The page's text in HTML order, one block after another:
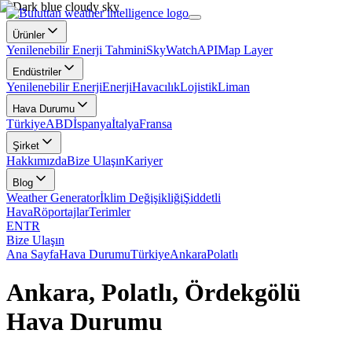
Ürünler
Yenilenebilir Enerji TahminiSkyWatchAPIMap Layer
Endüstriler
Yenilenebilir EnerjiEnerjiHavacılıkLojistikLiman
Hava Durumu
TürkiyeABDİspanyaİtalyaFransa
Şirket
HakkımızdaBize UlaşınKariyer
Blog
Weather Generatorİklim DeğişikliğiŞiddetli
HavaRöportajlarTerimler
ENTR
Bize Ulaşın
Ana SayfaHava DurumuTürkiyeAnkaraPolatlı
Ankara, Polatlı, Ördekgölü
Hava Durumu